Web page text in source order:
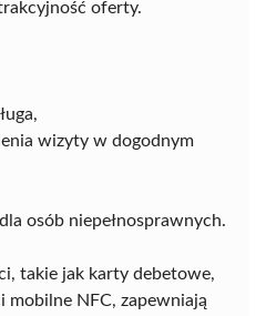
oferty.
wizyty w dogodnym
osób niepełnosprawnych.
takie jak karty debetowe,
mobilne NFC, zapewniają